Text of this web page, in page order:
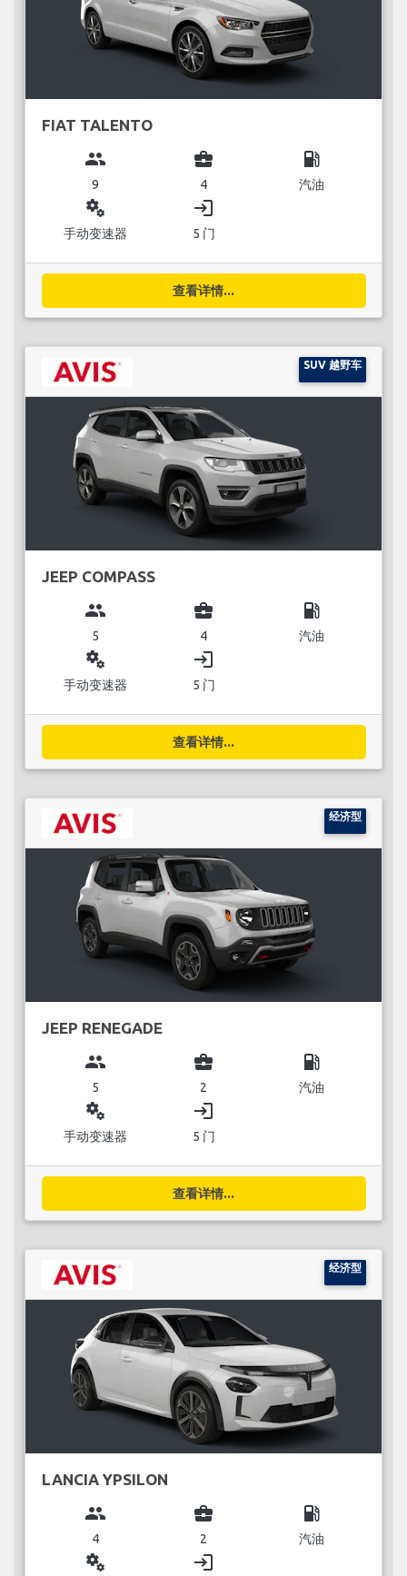
FIAT TALENTO
group
9
business_center
4
local_gas_station
汽油
miscellaneous_services
手动变速器
login
5 门
查看详情...
SUV 越野车
JEEP COMPASS
group
5
business_center
4
local_gas_station
汽油
miscellaneous_services
手动变速器
login
5 门
查看详情...
经济型
JEEP RENEGADE
group
5
business_center
2
local_gas_station
汽油
miscellaneous_services
手动变速器
login
5 门
查看详情...
经济型
LANCIA YPSILON
group
4
business_center
2
local_gas_station
汽油
miscellaneous_services login